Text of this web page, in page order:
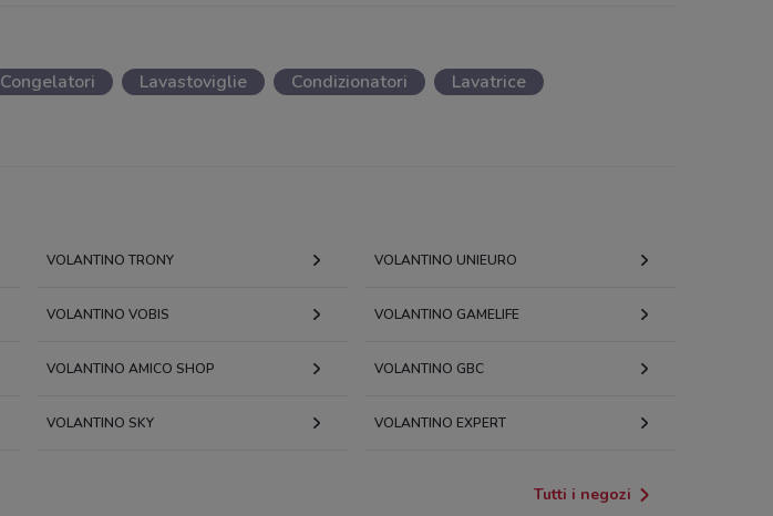
Congelatori Lavastoviglie Condizionatori
Lavatrice
VOLANTINO TRONY VOLANTINO UNIEURO
VOLANTINO VOBIS VOLANTINO GAMELIFE
VOLANTINO AMICO SHOP VOLANTINO GBC
VOLANTINO SKY VOLANTINO EXPERT
Tutti i negozi